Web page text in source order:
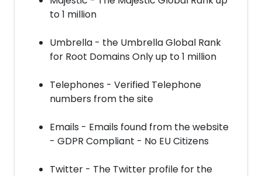
to 1 million
Umbrella - the Umbrella Global Rank
for Root Domains Only up to 1 million
Telephones - Verified Telephone
numbers from the site
Emails - Emails found from the website
- GDPR Compliant - No EU Citizens
Twitter - The Twitter profile for the